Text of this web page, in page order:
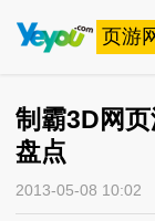
页游
制霸3D网
盘点
2013-05-08 10:02